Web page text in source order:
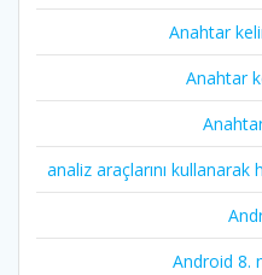
Anahtar
Anahtar
analiz araçlarını
Android 8.